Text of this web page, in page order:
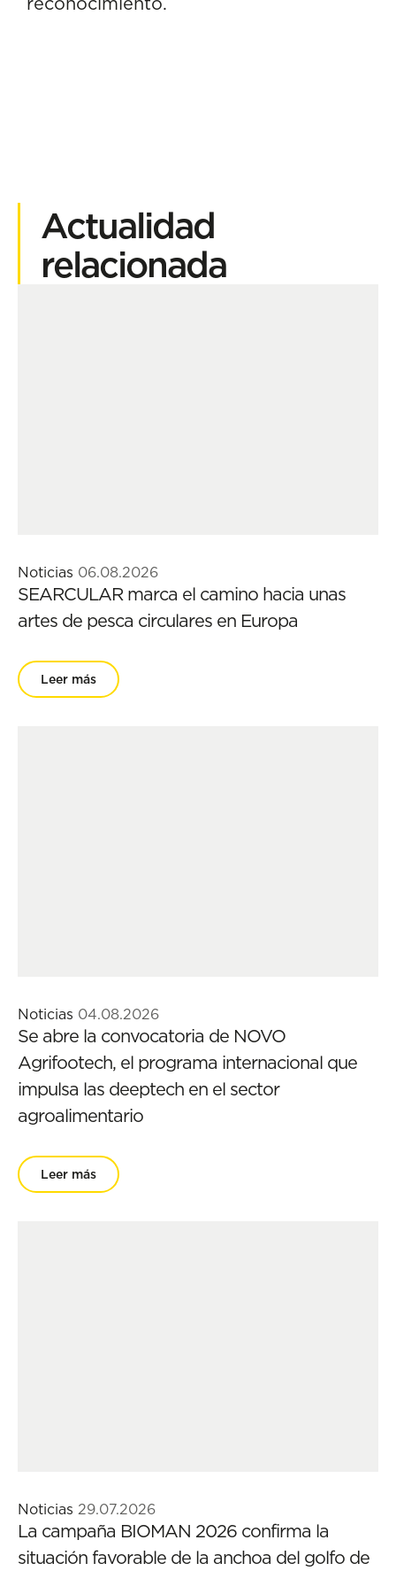
Actualidad
relacionada
Noticias 06.08.2026
SEARCULAR marca el camino hacia unas
artes de pesca circulares en Europa
Leer más
Noticias 04.08.2026
Se abre la convocatoria de NOVO
Agrifootech, el programa internacional que
impulsa las deeptech en el sector
agroalimentario
Leer más
Noticias 29.07.2026
La campaña BIOMAN 2026 confirma la
situación favorable de la anchoa del golfo de